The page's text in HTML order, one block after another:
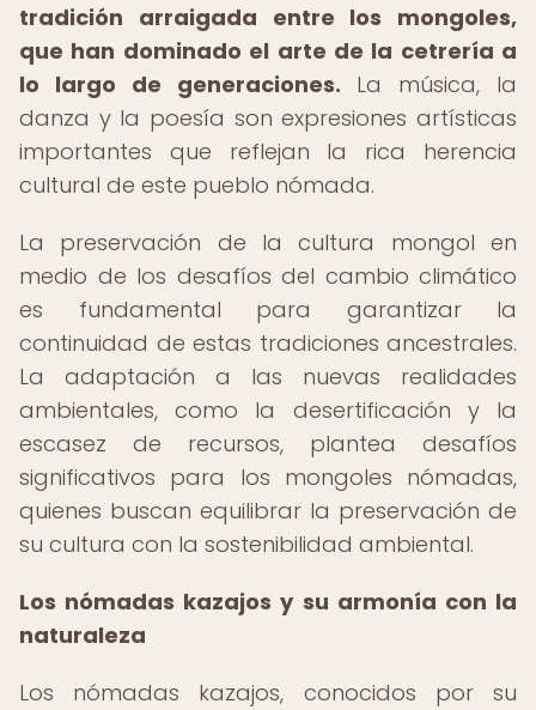
tradición arraigada entre los mongoles,
que han dominado el arte de la cetrería a
lo largo de generaciones. La música, la
danza y la poesía son expresiones artísticas
importantes que reflejan la rica herencia
cultural de este pueblo nómada.
La preservación de la cultura mongol en
medio de los desafíos del cambio climático
es fundamental para garantizar la
continuidad de estas tradiciones ancestrales.
La adaptación a las nuevas realidades
ambientales, como la desertificación y la
escasez de recursos, plantea desafíos
significativos para los mongoles nómadas,
quienes buscan equilibrar la preservación de
su cultura con la sostenibilidad ambiental.
Los nómadas kazajos y su armonía con la
naturaleza
Los nómadas kazajos, conocidos por su